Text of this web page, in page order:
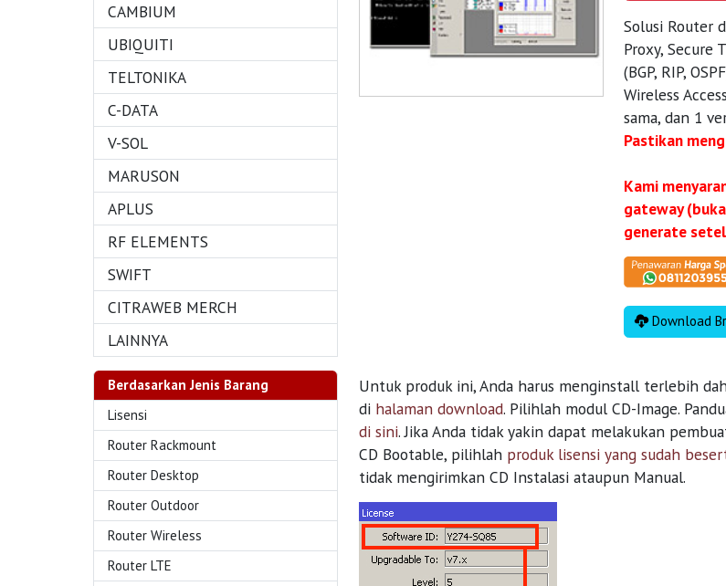
CAMBIUM
UBIQUITI
TELTONIKA
C-DATA
V-SOL
MARUSON
APLUS
RF ELEMENTS
SWIFT
CITRAWEB MERCH
LAINNYA
Berdasarkan Jenis Barang
Lisensi
Router Rackmount
Router Desktop
Router Outdoor
Router Wireless
Router LTE
Solusi Router
Proxy, Secure
(BGP, RIP,
Wireless
sama, dan 1
Pastikan
Kami
gateway
generate
Download
Untuk produk ini, Anda harus menginstall terlebih
di halaman download. Pilihlah modul CD-Image.
di sini. Jika Anda tidak yakin dapat melakukan
CD Bootable, pilihlah produk lisensi yang sudah
tidak mengirimkan CD Instalasi ataupun Manual.